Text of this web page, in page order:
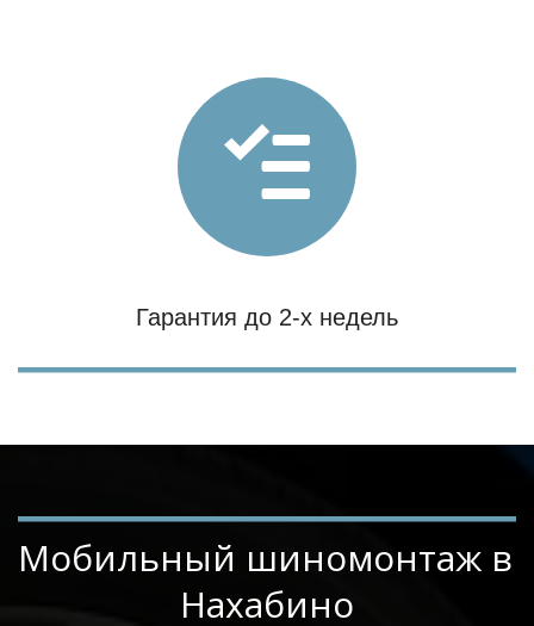
Гарантия до 2-х недель
Мобильный шиномонтаж в
Нахабино